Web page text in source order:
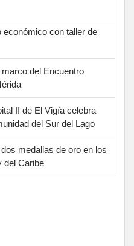
económico con taller de
del Encuentro
II de El Vigía celebra
del Sur del Lago
medallas de oro en los
del Caribe